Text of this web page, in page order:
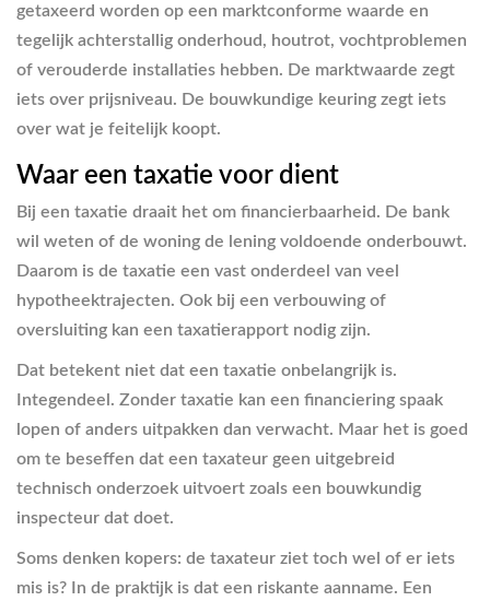
getaxeerd worden op een marktconforme waarde en
tegelijk achterstallig onderhoud, houtrot, vochtproblemen
of verouderde installaties hebben. De marktwaarde zegt
iets over prijsniveau. De bouwkundige keuring zegt iets
over wat je feitelijk koopt.
Waar een taxatie voor dient
Bij een taxatie draait het om financierbaarheid. De bank
wil weten of de woning de lening voldoende onderbouwt.
Daarom is de taxatie een vast onderdeel van veel
hypotheektrajecten. Ook bij een verbouwing of
oversluiting kan een taxatierapport nodig zijn.
Dat betekent niet dat een taxatie onbelangrijk is.
Integendeel. Zonder taxatie kan een financiering spaak
lopen of anders uitpakken dan verwacht. Maar het is goed
om te beseffen dat een taxateur geen uitgebreid
technisch onderzoek uitvoert zoals een bouwkundig
inspecteur dat doet.
Soms denken kopers: de taxateur ziet toch wel of er iets
mis is? In de praktijk is dat een riskante aanname. Een